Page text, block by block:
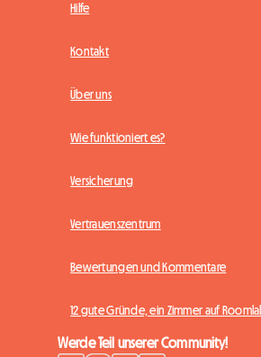
Hilfe
Kontakt
Über uns
Wie funktioniert es?
Versicherung
Vertrauenszentrum
Bewertungen und Kommentare
12 gute Gründe, ein Zimmer auf
Werde Teil unserer Community!